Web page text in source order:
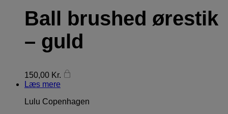
Ball brushed ørestik
– guld
150,00 Kr.
Læs mere
Lulu Copenhagen